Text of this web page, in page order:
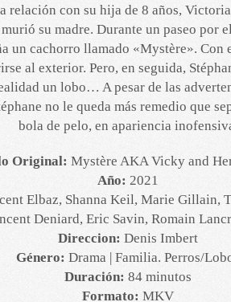
relación con su hija de 8 años,
su madre. Durante un paseo por
un cachorro llamado «Mystère». Con
al exterior. Pero, en seguida,
un lobo… A pesar de las
no le queda más remedio que
bola de pelo, en apariencia
Original: Mystère AKA Vicky and
Año: 2021
Elbaz, Shanna Keil, Marie Gillain,
Deniard, Eric Savin, Romain
Direccion: Denis Imbert
Género: Drama | Familia. Perros/
Duración: 84 minutos
Formato: MKV